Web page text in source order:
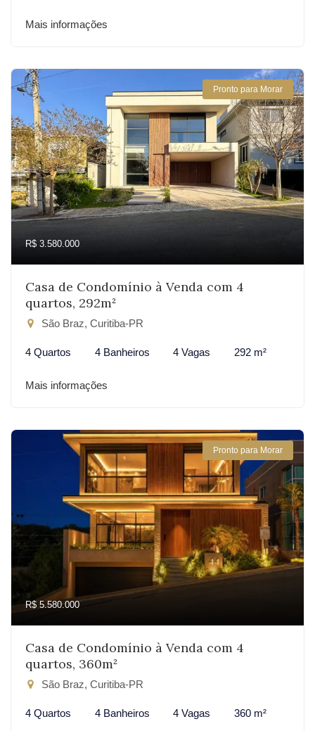
Mais informações
Pronto para Morar
R$ 3.580.000
Casa de Condomínio à Venda com 4
quartos, 292m²
São Braz, Curitiba-PR
4 Quartos 4 Banheiros 4 Vagas 292 m²
Mais informações
Pronto para Morar
R$ 5.580.000
Casa de Condomínio à Venda com 4
quartos, 360m²
São Braz, Curitiba-PR
4 Quartos 4 Banheiros 4 Vagas 360 m²